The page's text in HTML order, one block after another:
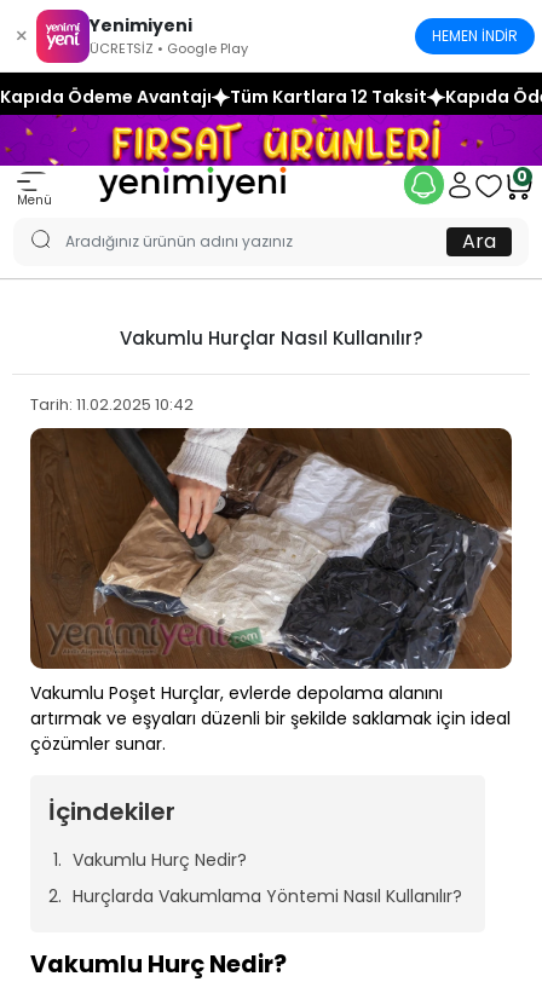
× Yenimiyeni
ÜCRETSİZ • Google Play
HEMEN İNDİR
Ödeme Avantajı Tüm Kartlara 12 Taksit Kapıda Ödeme
Menü
0
Ara
Vakumlu Hurçlar Nasıl Kullanılır?
Tarih: 11.02.2025 10:42
Vakumlu Poşet Hurçlar, evlerde depolama alanını
artırmak ve eşyaları düzenli bir şekilde saklamak için ideal
çözümler sunar.
İçindekiler
Vakumlu Hurç Nedir?
Hurçlarda Vakumlama Yöntemi Nasıl Kullanılır?
Vakumlu Hurç Nedir?